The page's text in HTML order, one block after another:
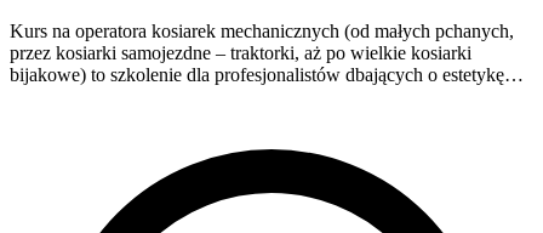
Kurs na operatora kosiarek mechanicznych (od małych pchanych,
przez kosiarki samojezdne – traktorki, aż po wielkie kosiarki
bijakowe) to szkolenie dla profesjonalistów dbających o estetykę…